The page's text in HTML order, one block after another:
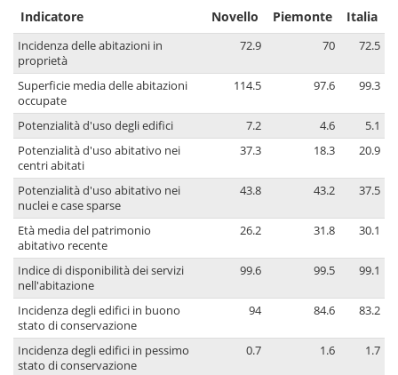
Indicatore Novello Piemonte Italia
Incidenza delle abitazioni in
proprietà
72.9 70 72.5
Superficie media delle abitazioni
occupate
114.5 97.6 99.3
Potenzialità d'uso degli edifici 7.2 4.6
5.1
Potenzialità d'uso abitativo nei
centri abitati
37.3 18.3 20.9
Potenzialità d'uso abitativo nei
nuclei e case sparse
43.8 43.2 37.5
Età media del patrimonio
abitativo recente
26.2 31.8 30.1
Indice di disponibilità dei servizi
nell'abitazione
99.6 99.5 99.1
Incidenza degli edifici in buono
stato di conservazione
94 84.6 83.2
Incidenza degli edifici in pessimo
stato di conservazione
0.7 1.6 1.7